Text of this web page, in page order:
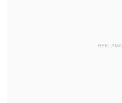
REKLAMA